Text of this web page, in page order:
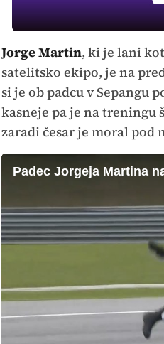
Jorge Martin, ki je lani
satelitsko ekipo, je na
si je ob padcu v Sepangu
kasneje pa je na treningu
zaradi česar je moral pod
Padec Jorgeja Martina